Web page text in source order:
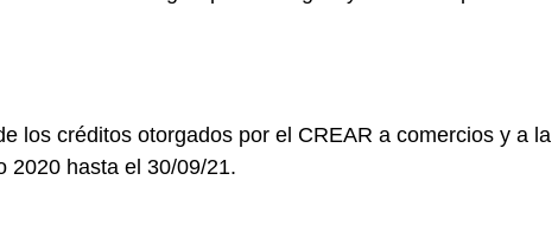
los créditos otorgados por el CREAR a comercios y a la
2020 hasta el 30/09/21.